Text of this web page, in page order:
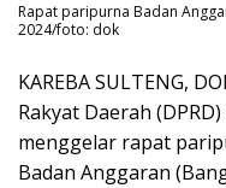
Rapat paripurna Badan
2024/foto: dok
KAREBA SULTENG,
Rakyat Daerah
menggelar rapat
Badan Anggaran